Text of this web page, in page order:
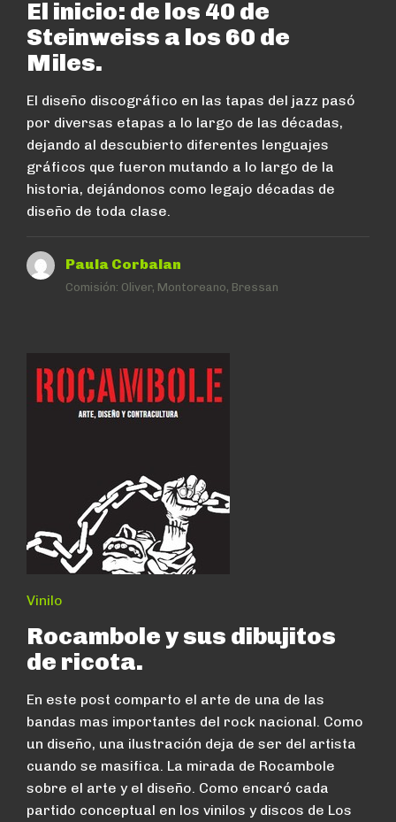
El inicio: de los 40 de
Steinweiss a los 60 de
Miles.
El diseño discográfico en las tapas del jazz pasó
por diversas etapas a lo largo de las décadas,
dejando al descubierto diferentes lenguajes
gráficos que fueron mutando a lo largo de la
historia, dejándonos como legajo décadas de
diseño de toda clase.
Paula Corbalan
Comisión: Oliver, Montoreano, Bressan
Vinilo
Rocambole y sus dibujitos
de ricota.
En este post comparto el arte de una de las
bandas mas importantes del rock nacional. Como
un diseño, una ilustración deja de ser del artista
cuando se masifica. La mirada de Rocambole
sobre el arte y el diseño. Como encaró cada
partido conceptual en los vinilos y discos de Los